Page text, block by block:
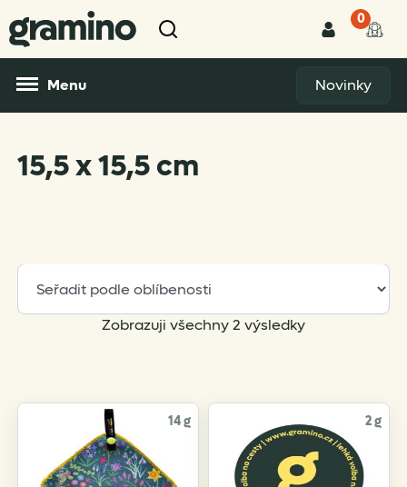
0
Menu Novinky
15,5 x 15,5 cm
Zobrazuji všechny 2 výsledkySorted
14 g 2 g